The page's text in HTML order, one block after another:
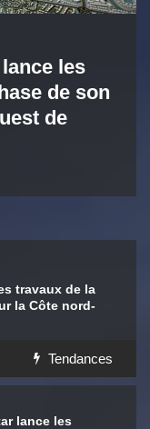
travaux de la
la Côte nord-
les
de son
de
Tendances
lance les